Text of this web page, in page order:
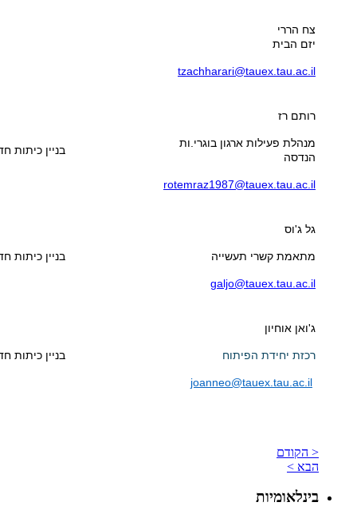
צח הררי
יזם הבית
tzachharari@tauex.tau.ac.il
רותם רז
מנהלת פעילות ארגון בוגרי.ות
הנדסה
rotemraz1987@tauex.tau.ac.il
בניין כיתות חדר
גל ג'וס
מתאמת קשרי תעשייה
galjo@tauex.tau.ac.il
בניין כיתות חדר
ג'ואן אוחיון
רכזת יחידת הפיתוח
joanneo@tauex.tau.ac.il
בניין כיתות חדר
< הקודם
הבא >
בינלאומיות